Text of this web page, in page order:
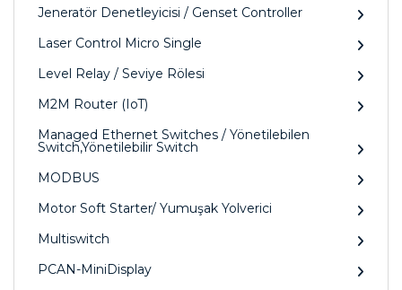
Jeneratör Denetleyicisi / Genset Controller
Laser Control Micro Single
Level Relay / Seviye Rölesi
M2M Router (IoT)
Managed Ethernet Switches / Yönetilebilen
Switch,Yönetilebilir Switch
MODBUS
Motor Soft Starter/ Yumuşak Yolverici
Multiswitch
PCAN-MiniDisplay